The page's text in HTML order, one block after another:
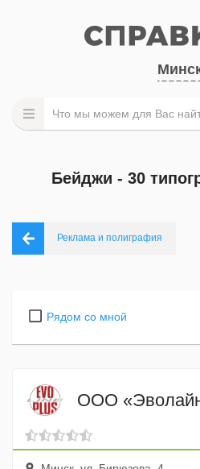
Бейджи - 30
Реклама и полиграфия
Рядом со мной
ООО